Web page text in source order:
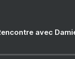
avec